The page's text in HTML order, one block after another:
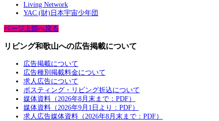
Living Network
YAC (財)日本宇宙少年団
ページ上部へ戻る
リビング和歌山への広告掲載について
広告掲載について
広告種別掲載料金について
求人広告について
ポスティング・リビング折込について
媒体資料（2026年8月末まで：PDF）
媒体資料（2026年9月1日より：PDF）
求人広告媒体資料（2026年8月末まで：PDF）